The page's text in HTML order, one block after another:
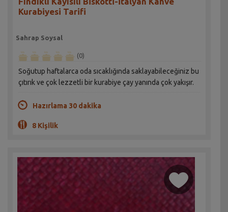
Kurabiyesi Tarifi
Sahrap Soysal
(0)
Soğutup haftalarca oda sıcaklığında saklayabileceğiniz bu
çıtırık ve çok lezzetli bir kurabiye çay yanında çok yakışır.
Hazırlama 30 dakika
8 Kişilik